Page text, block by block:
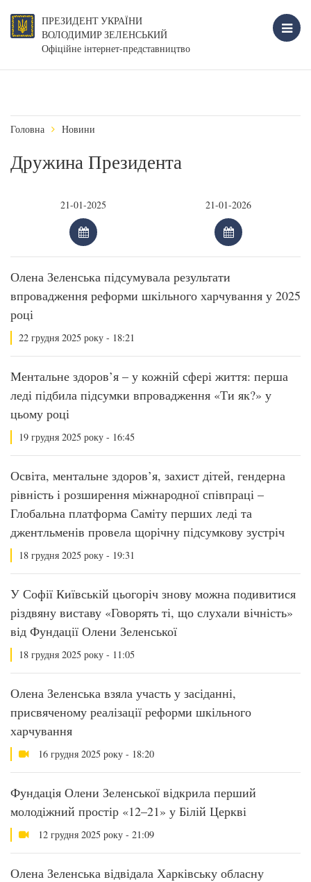
ПРЕЗИДЕНТ УКРАЇНИ
ВОЛОДИМИР ЗЕЛЕНСЬКИЙ
Офіційне інтернет-представництво
Головна Новини
Дружина Президента
Олена Зеленська підсумувала результати
впровадження реформи шкільного харчування у 2025
році
22 грудня 2025 року - 18:21
Ментальне здоров’я – у кожній сфері життя: перша
леді підбила підсумки впровадження «Ти як?» у
цьому році
19 грудня 2025 року - 16:45
Освіта, ментальне здоров’я, захист дітей, гендерна
рівність і розширення міжнародної співпраці –
Глобальна платформа Саміту перших леді та
джентльменів провела щорічну підсумкову зустріч
18 грудня 2025 року - 19:31
У Софії Київській цьогоріч знову можна подивитися
різдвяну виставу «Говорять ті, що слухали вічність»
від Фундації Олени Зеленської
18 грудня 2025 року - 11:05
Олена Зеленська взяла участь у засіданні,
присвяченому реалізації реформи шкільного
харчування
16 грудня 2025 року - 18:20
Фундація Олени Зеленської відкрила перший
молодіжний простір «12–21» у Білій Церкві
12 грудня 2025 року - 21:09
Олена Зеленська відвідала Харківську обласну